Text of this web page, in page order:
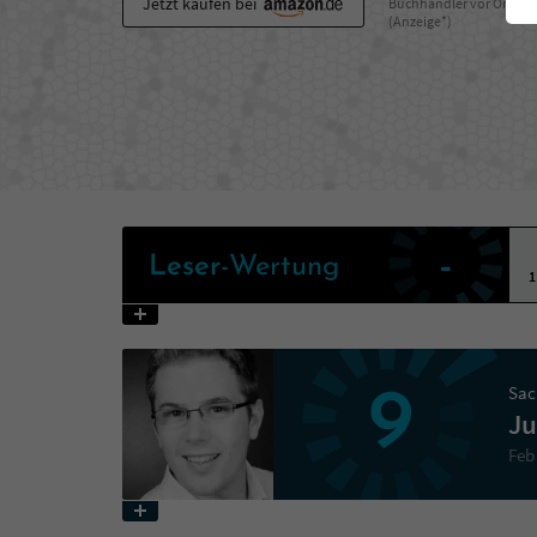
(Anzeige*)
Leser-Wertung -
1
9